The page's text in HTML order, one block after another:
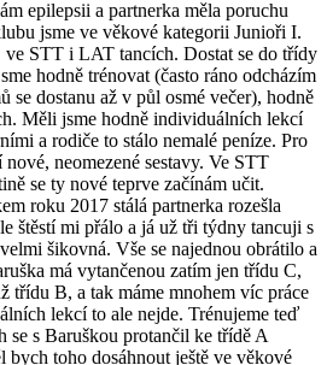
epilepsii a partnerka měla poruchu
jsme ve věkové kategorii Junioři I.
STT i LAT tancích. Dostat se do třídy
hodně trénovat (často ráno odcházím
se dostanu až v půl osmé večer), hodně
Měli jsme hodně individuálních lekcí
a rodiče to stálo nemalé peníze. Pro
neomezené sestavy. Ve STT
se ty nové teprve začínám učit.
roku 2017 stálá partnerka rozešla
štěstí mi přálo a já už tři týdny tancuji s
šikovná. Vše se najednou obrátilo a
má vytančenou zatím jen třídu C,
třídu B, a tak máme mnohem víc práce
lekcí to ale nejde. Trénujeme teď
se s Baruškou protančil ke třídě A
bych toho dosáhnout ještě ve věkové